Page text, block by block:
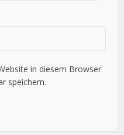
in diesem Browser
speichern.